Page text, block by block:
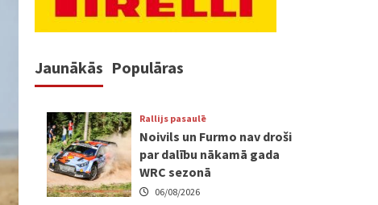
Jaunākās Populāras
Rallijs pasaulē
Noivils un Furmo nav droši
par dalību nākamā gada
WRC sezonā
06/08/2026